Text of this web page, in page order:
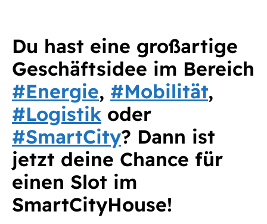
Du hast eine großartige
Geschäftsidee im Bereich
#Energie, #Mobilität,
#Logistik oder
#SmartCity? Dann ist
jetzt deine Chance für
einen Slot im
SmartCityHouse!